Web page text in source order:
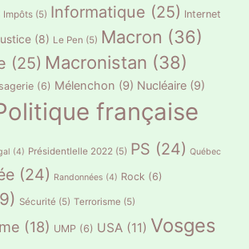
Impôts (5) Informatique (25) Internet
(8) Le Pen (5) Macron (36)
(25) Macronistan (38)
(6) Mélenchon (9) Nucléaire (9)
française
(4) Présidentlelle 2022 (5) PS (24) Québec
(24) Randonnées (4) Rock (6)
Sécurité (5) Terrorisme (5)
(18) UMP (6) USA (11) Vosges